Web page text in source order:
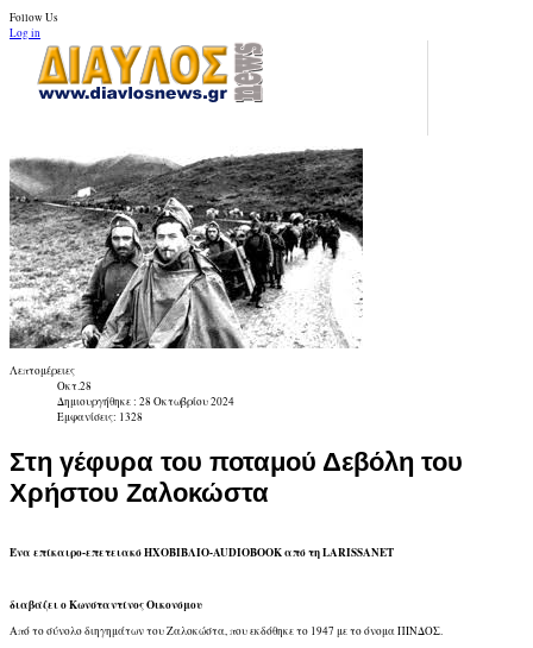
Follow Us
Log in
Λεπτομέρειες
Οκτ.28
Δημιουργήθηκε : 28 Οκτωβρίου 2024
Εμφανίσεις: 1328
Στη γέφυρα του ποταμού Δεβόλη του
Χρήστου Ζαλοκώστα
Ένα επίκαιρο-επετειακό ΗΧΟΒΙΒΛΙΟ-AUDIOBOOK από τη LARISSANET
διαβάζει ο Κωνσταντίνος Οικονόμου
Από το σύνολο διηγημάτων του Ζαλοκώστα, που εκδόθηκε το 1947 με το όνομα ΠΙΝΔΟΣ.